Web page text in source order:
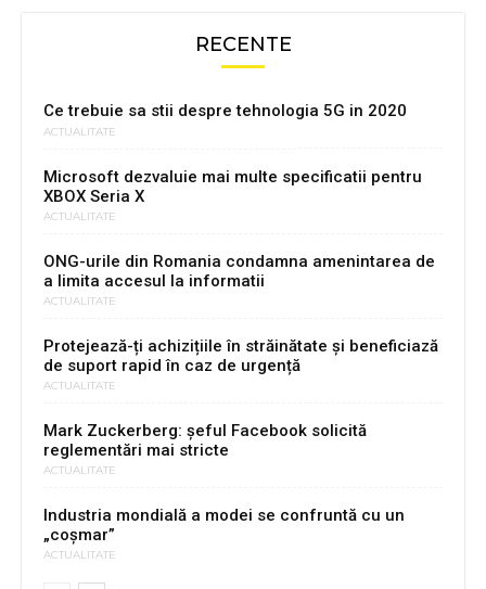
RECENTE
Ce trebuie sa stii despre tehnologia 5G in 2020
ACTUALITATE
Microsoft dezvaluie mai multe specificatii pentru
XBOX Seria X
ACTUALITATE
ONG-urile din Romania condamna amenintarea de
a limita accesul la informatii
ACTUALITATE
Protejează-ți achizițiile în străinătate și beneficiază
de suport rapid în caz de urgență
ACTUALITATE
Mark Zuckerberg: șeful Facebook solicită
reglementări mai stricte
ACTUALITATE
Industria mondială a modei se confruntă cu un
„coșmar”
ACTUALITATE